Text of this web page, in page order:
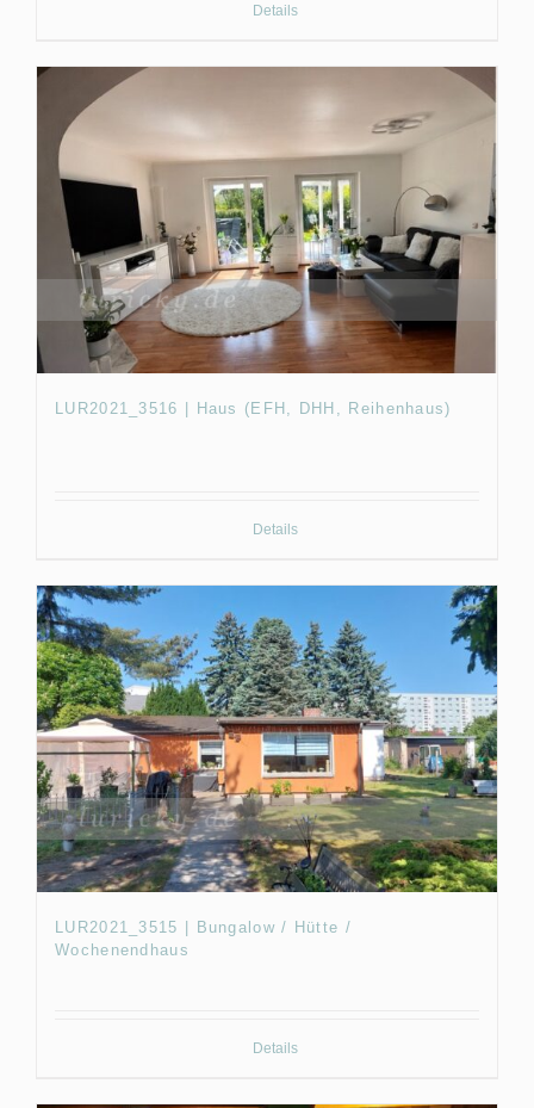
Details
LUR2021_3516 | Haus (EFH, DHH, Reihenhaus)
Details
LUR2021_3515 | Bungalow / Hütte /
Wochenendhaus
Details